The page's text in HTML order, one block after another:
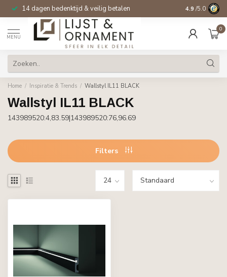
14 dagen bedenktijd & veilig betalen 4.9 /5.0
MENU
0
Home / Inspiratie & Trends / Wallstyl IL11 BLACK
Wallstyl IL11 BLACK
143989520:4,83.59|143989520:76,96.69
Filters